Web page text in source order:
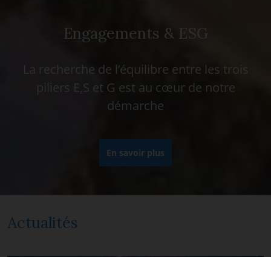
Engagements & ESG
La recherche de l’équilibre entre les trois
piliers E,S et G est au cœur de notre
démarche
En savoir plus
Actualités